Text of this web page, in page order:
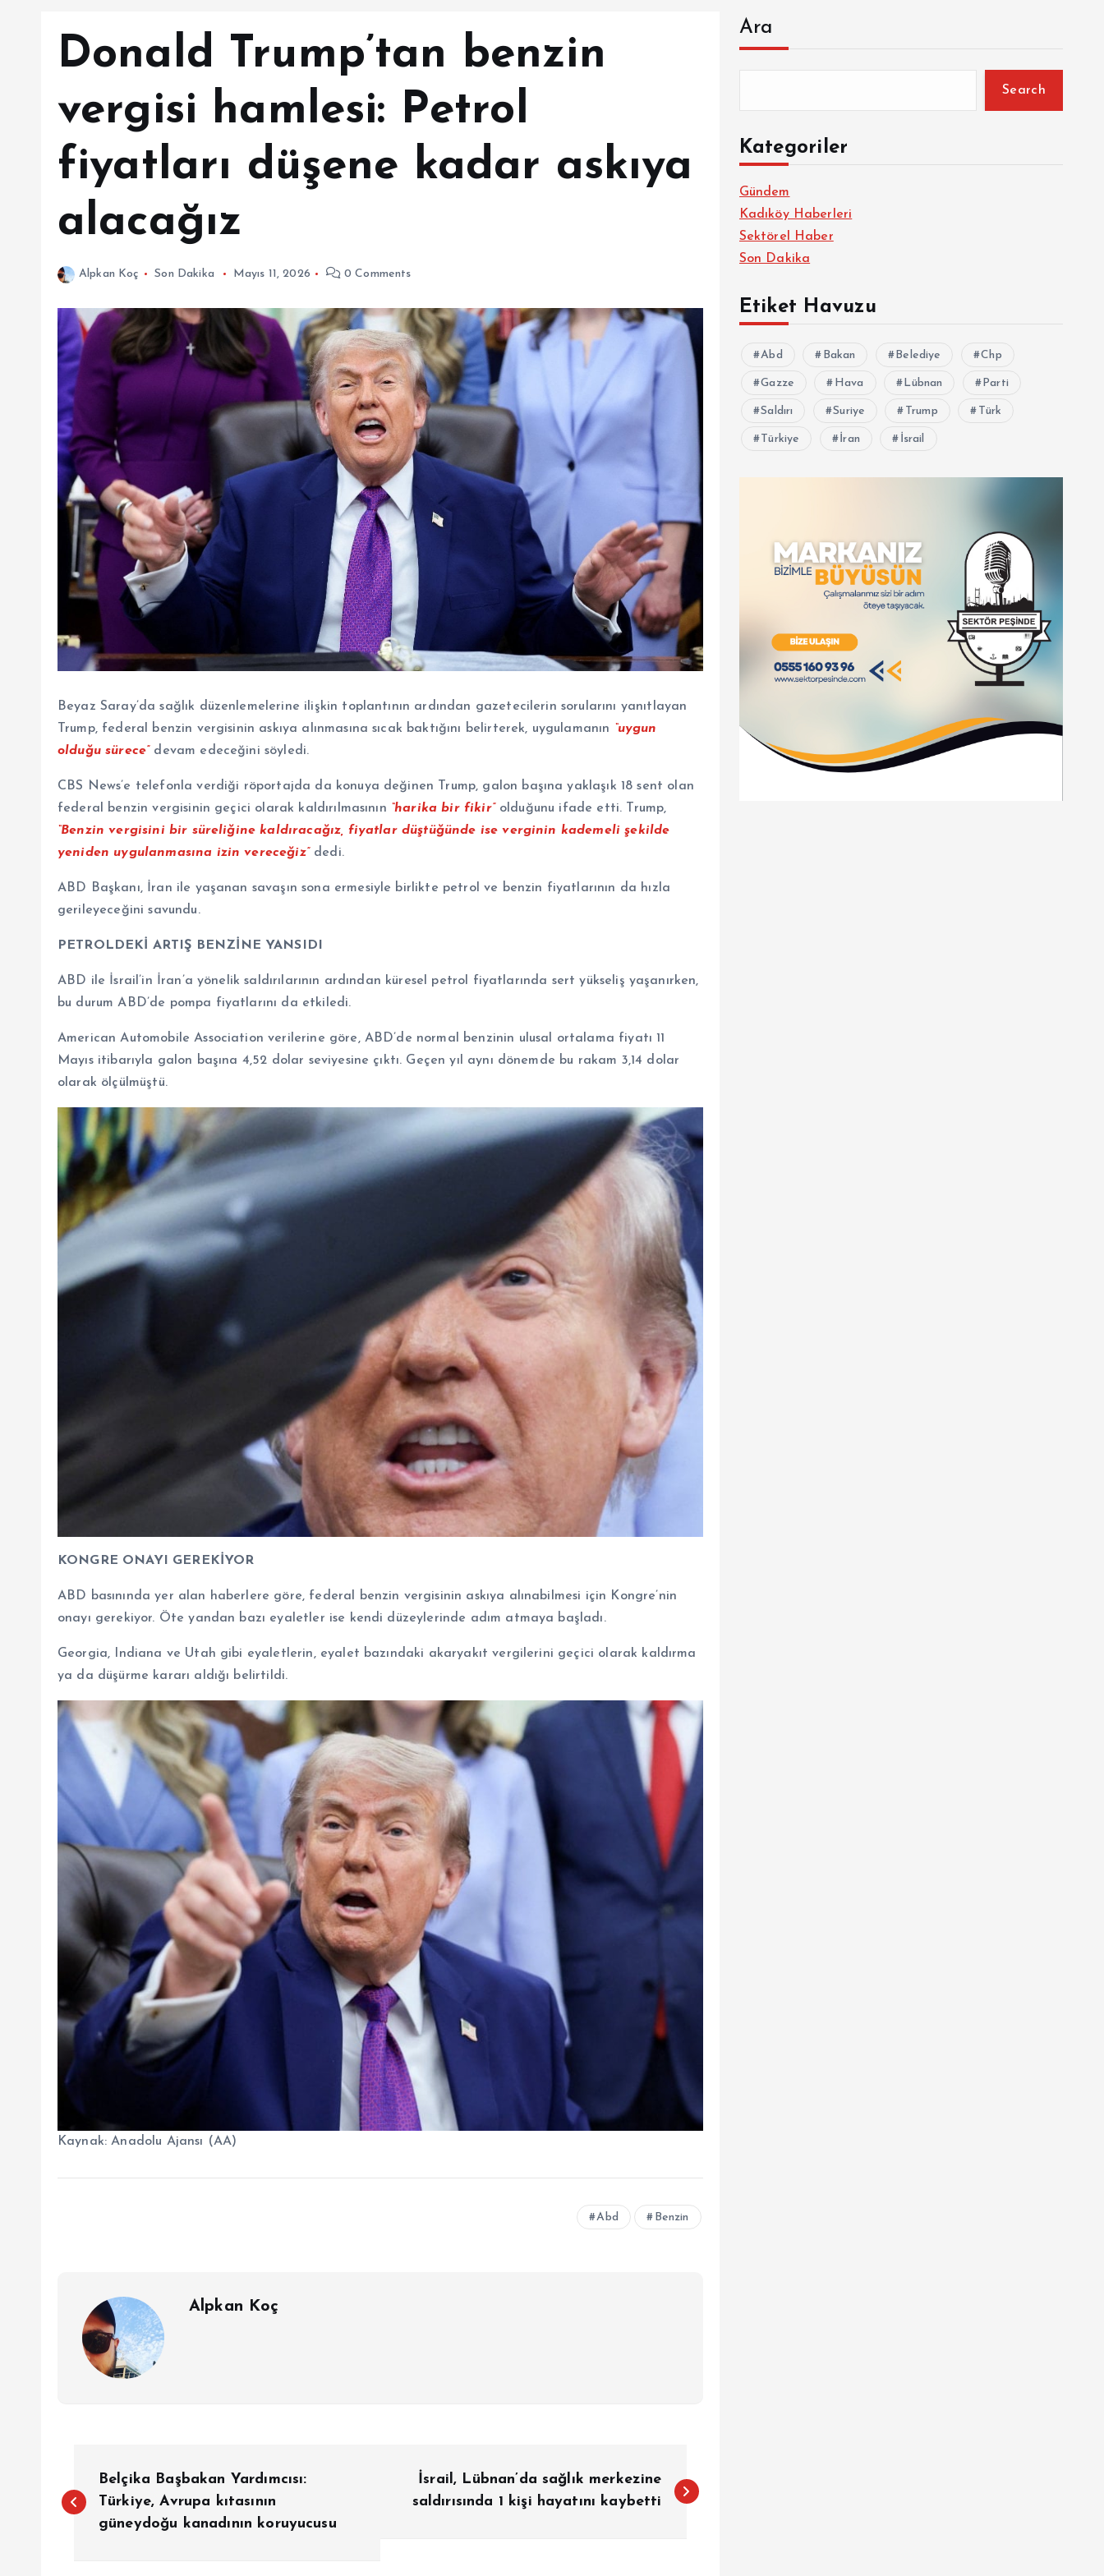
Donald Trump’tan benzin
vergisi hamlesi: Petrol
fiyatları düşene kadar askıya
alacağız
Alpkan Koç Son Dakika Mayıs 11, 2026 0 Comments
Beyaz Saray’da sağlık düzenlemelerine ilişkin toplantının ardından gazetecilerin sorularını yanıtlayan
Trump, federal benzin vergisinin askıya alınmasına sıcak baktığını belirterek, uygulamanın “uygun
olduğu sürece” devam edeceğini söyledi.
CBS News’e telefonla verdiği röportajda da konuya değinen Trump, galon başına yaklaşık 18 sent olan
federal benzin vergisinin geçici olarak kaldırılmasının “harika bir fikir”olduğunu ifade etti. Trump,
“Benzin vergisini bir süreliğine kaldıracağız, fiyatlar düştüğünde ise verginin kademeli şekilde
yeniden uygulanmasına izin vereceğiz” dedi.
ABD Başkanı, İran ile yaşanan savaşın sona ermesiyle birlikte petrol ve benzin fiyatlarının da hızla
gerileyeceğini savundu.
PETROLDEKİ ARTIŞ BENZİNE YANSIDI
ABD ile İsrail’in İran’a yönelik saldırılarının ardından küresel petrol fiyatlarında sert yükseliş yaşanırken,
bu durum ABD’de pompa fiyatlarını da etkiledi.
American Automobile Association verilerine göre, ABD’de normal benzinin ulusal ortalama fiyatı 11
Mayıs itibarıyla galon başına 4,52 dolar seviyesine çıktı. Geçen yıl aynı dönemde bu rakam 3,14 dolar
olarak ölçülmüştü.
KONGRE ONAYI GEREKİYOR
ABD basınında yer alan haberlere göre, federal benzin vergisinin askıya alınabilmesi için Kongre’nin
onayı gerekiyor. Öte yandan bazı eyaletler ise kendi düzeylerinde adım atmaya başladı.
Georgia, Indiana ve Utah gibi eyaletlerin, eyalet bazındaki akaryakıt vergilerini geçici olarak kaldırma
ya da düşürme kararı aldığı belirtildi.
Kaynak: Anadolu Ajansı (AA)
Abd Benzin
Alpkan Koç
a
Belçika Başbakan Yardımcısı:
Türkiye, Avrupa kıtasının
güneydoğu kanadının koruyucusu
İsrail, Lübnan’da sağlık merkezine
saldırısında 1 kişi hayatını kaybetti
Ara
Search
Kategoriler
Gündem
Kadıköy Haberleri
Sektörel Haber
Son Dakika
Etiket Havuzu
Abd Bakan Belediye Chp
Gazze Hava Lübnan Parti
Saldırı Suriye Trump Türk
Türkiye İran İsrail